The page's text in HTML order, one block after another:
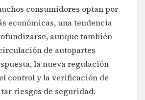
consumidores optan por
económicas, una tendencia
aunque también
de autopartes
la nueva regulación
control y la verificación de
riesgos de seguridad.